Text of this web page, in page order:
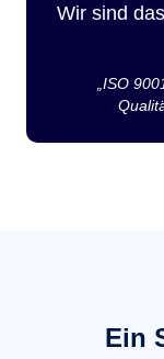
Wir sind
„ISO
Ein